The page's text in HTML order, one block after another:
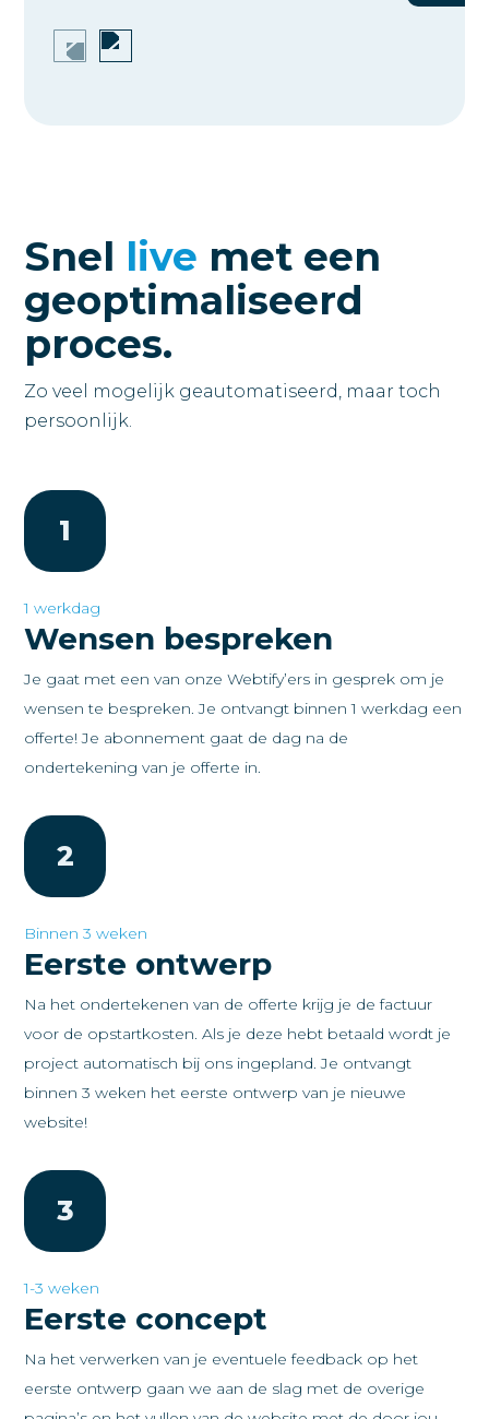
Snel live met een
geoptimaliseerd
proces.
Zo veel mogelijk geautomatiseerd, maar toch
persoonlijk.
1
1 werkdag
Wensen bespreken
Je gaat met een van onze Webtify’ers in gesprek om je
wensen te bespreken. Je ontvangt binnen 1 werkdag een
offerte! Je abonnement gaat de dag na de
ondertekening van je offerte in.
2
Binnen 3 weken
Eerste ontwerp
Na het ondertekenen van de offerte krijg je de factuur
voor de opstartkosten. Als je deze hebt betaald wordt je
project automatisch bij ons ingepland. Je ontvangt
binnen 3 weken het eerste ontwerp van je nieuwe
website!
3
1-3 weken
Eerste concept
Na het verwerken van je eventuele feedback op het
eerste ontwerp gaan we aan de slag met de overige